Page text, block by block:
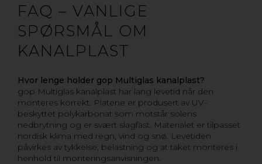
FAQ – VANLIGE
SPØRSMÅL OM
KANALPLAST
Hvor lenge holder gop Multiglas kanalplast?
gop Multiglas kanalplast har lang levetid når den
monteres korrekt. Platene er produsert av UV-
beskyttet polykarbonat som motstår solens
nedbrytning og er svært slagfast. Materialet er tilpasset
nordisk klima med regn, vind og snø. Levetiden
påvirkes av tykkelse, belastning og at taket monteres i
henhold til monteringsanvisningen.